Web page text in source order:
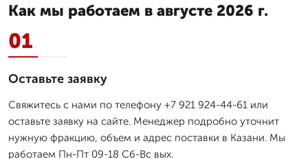
Как мы работаем в августе 2026 г.
01
Оставьте заявку
Свяжитесь с нами по телефону +7 921 924-44-61 или
оставьте заявку на сайте. Менеджер подробно уточнит
нужную фракцию, объем и адрес поставки в Казани. Мы
работаем Пн-Пт 09-18 Сб-Вс вых.